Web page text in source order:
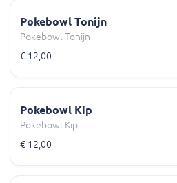
Pokebowl Tonijn
Pokebowl Tonijn
€ 12,00
Pokebowl Kip
Pokebowl Kip
€ 12,00